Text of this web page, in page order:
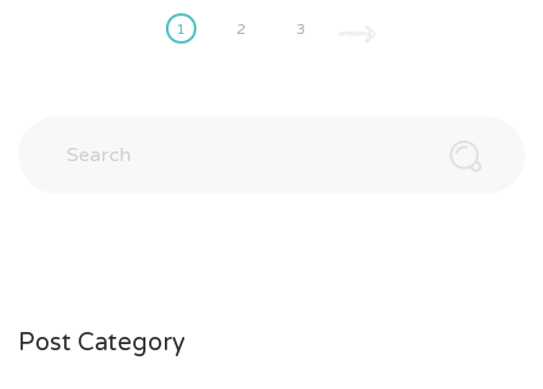
1 2 3
Post Category